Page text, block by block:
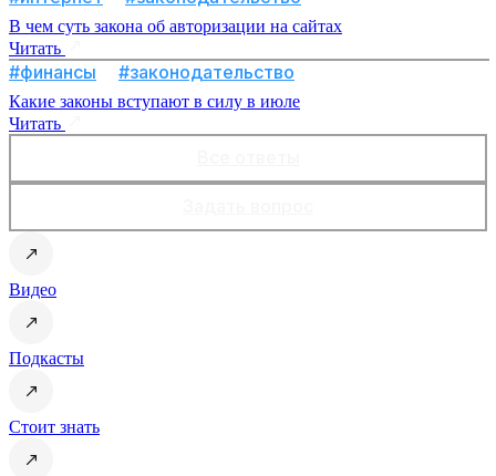
В чем суть закона об авторизации на сайтах
Читать
#финансы #законодательство
Какие законы вступают в силу в июле
Читать
Видео
Подкасты
Стоит знать